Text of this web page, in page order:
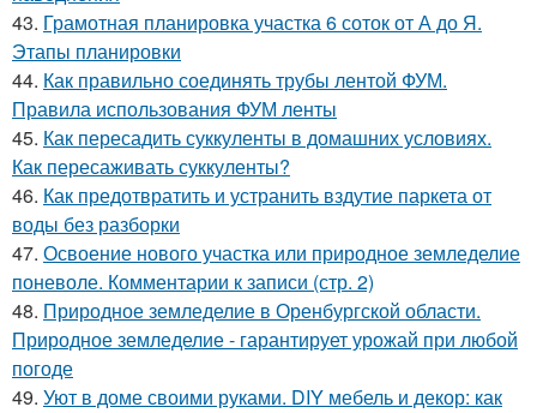
43. Грамотная планировка участка 6 соток от А до Я.
Этапы планировки
44. Как правильно соединять трубы лентой ФУМ.
Правила использования ФУМ ленты
45. Как пересадить суккуленты в домашних условиях.
Как пересаживать суккуленты?
46. Как предотвратить и устранить вздутие паркета от
воды без разборки
47. Освоение нового участка или природное земледелие
поневоле. Комментарии к записи (стр. 2)
48. Природное земледелие в Оренбургской области.
Природное земледелие - гарантирует урожай при любой
погоде
49. Уют в доме своими руками. DIY мебель и декор: как